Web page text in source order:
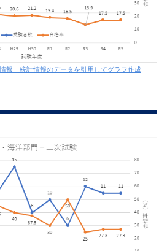
報 統計情報のデータを引用してグラフ作成